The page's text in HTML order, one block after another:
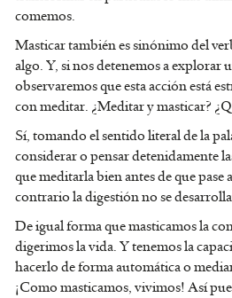
comemos.
Masticar también es sinónimo del
algo. Y, si nos detenemos a explorar
observaremos que esta acción está
con meditar. ¿Meditar y masticar?
Sí, tomando el sentido literal de la
considerar o pensar detenidamente
que meditarla bien antes de que pase
contrario la digestión no se
De igual forma que masticamos la
digerimos la vida. Y tenemos la
hacerlo de forma automática o
¡Como masticamos, vivimos! Así